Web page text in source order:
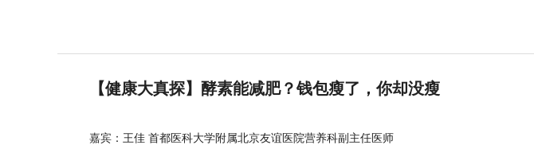
【健康大真探】酵素能减肥？钱包瘦了，你却没瘦
嘉宾：王佳 首都医科大学附属北京友谊医院营养科副主任医师